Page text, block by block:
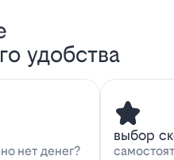
удобства
нет денег?
выбор